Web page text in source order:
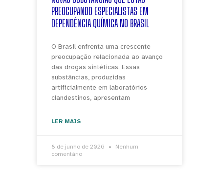
PREOCUPANDO ESPECIALISTAS EM
DEPENDÊNCIA QUÍMICA NO BRASIL
O Brasil enfrenta uma crescente
preocupação relacionada ao avanço
das drogas sintéticas. Essas
substâncias, produzidas
artificialmente em laboratórios
clandestinos, apresentam
LER MAIS
8 de junho de 2026
Nenhum
comentário